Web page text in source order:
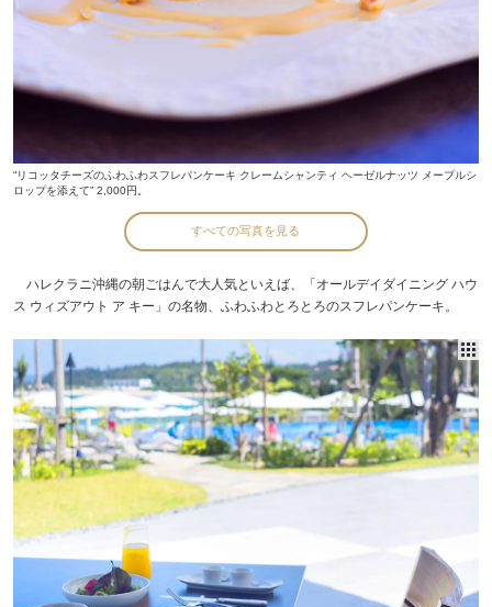
“リコッタチーズのふわふわスフレパンケーキ クレームシャンティ ヘーゼルナッツ メープルシ
ロップを添えて” 2,000円。
すべての写真を見る
ハレクラニ沖縄の朝ごはんで大人気といえば、「オールデイダイニング ハウ
ス ウィズアウト ア キー」の名物、ふわふわとろとろのスフレパンケーキ。